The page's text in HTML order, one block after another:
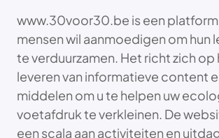
www.30voor30.be is een
mensen wil aanmoedigen om hun
te verduurzamen. Het richt zich op
leveren van informatieve content
middelen om u te helpen uw
voetafdruk te verkleinen. De
een scala aan activiteiten en